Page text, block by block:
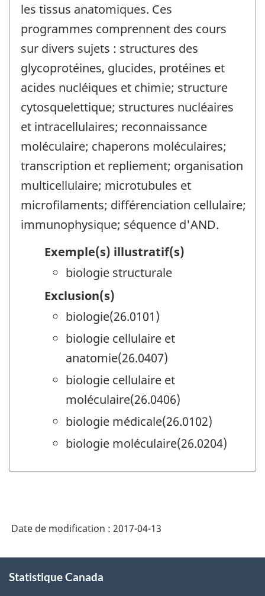
les tissus anatomiques. Ces
programmes comprennent des cours
sur divers sujets : structures des
glycoprotéines, glucides, protéines et
acides nucléiques et chimie; structure
cytosquelettique; structures nucléaires
et intracellulaires; reconnaissance
moléculaire; chaperons moléculaires;
transcription et repliement; organisation
multicellulaire; microtubules et
microfilaments; différenciation cellulaire;
immunophysique; séquence d'AND.
Exemple(s) illustratif(s)
biologie structurale
Exclusion(s)
biologie(26.0101)
biologie cellulaire et
anatomie(26.0407)
biologie cellulaire et
moléculaire(26.0406)
biologie médicale(26.0102)
biologie moléculaire(26.0204)
Date de modification : 2017-04-13
propos
Statistique Canada